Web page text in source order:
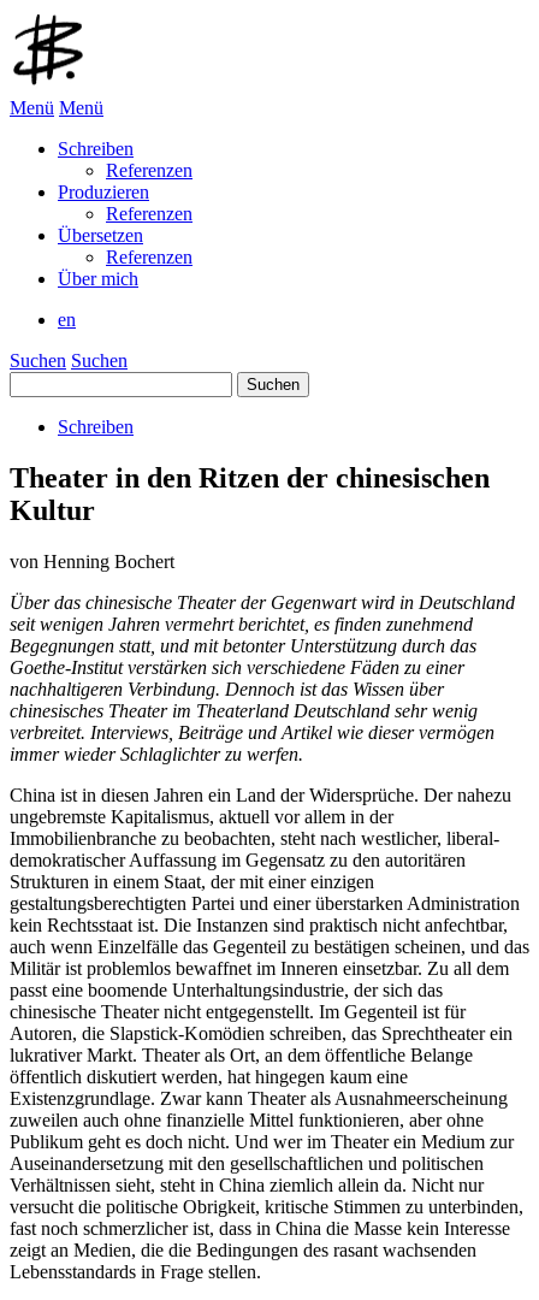
Menü Menü
Schreiben
Referenzen
Produzieren
Referenzen
Übersetzen
Referenzen
Über mich
en
Suchen Suchen
nach:
Schreiben
Theater in den Ritzen der chinesischen
Kultur
von Henning Bochert
Über das chinesische Theater der Gegenwart wird in Deutschland
seit wenigen Jahren vermehrt berichtet, es finden zunehmend
Begegnungen statt, und mit betonter Unterstützung durch das
Goethe-Institut verstärken sich verschiedene Fäden zu einer
nachhaltigeren Verbindung. Dennoch ist das Wissen über
chinesisches Theater im Theaterland Deutschland sehr wenig
verbreitet. Interviews, Beiträge und Artikel wie dieser vermögen
immer wieder Schlaglichter zu werfen.
China ist in diesen Jahren ein Land der Widersprüche. Der nahezu
ungebremste Kapitalismus, aktuell vor allem in der
Immobilienbranche zu beobachten, steht nach westlicher, liberal-
demokratischer Auffassung im Gegensatz zu den autoritären
Strukturen in einem Staat, der mit einer einzigen
gestaltungsberechtigten Partei und einer überstarken Administration
kein Rechtsstaat ist. Die Instanzen sind praktisch nicht anfechtbar,
auch wenn Einzelfälle das Gegenteil zu bestätigen scheinen, und das
Militär ist problemlos bewaffnet im Inneren einsetzbar. Zu all dem
passt eine boomende Unterhaltungsindustrie, der sich das
chinesische Theater nicht entgegenstellt. Im Gegenteil ist für
Autoren, die Slapstick-Komödien schreiben, das Sprechtheater ein
lukrativer Markt. Theater als Ort, an dem öffentliche Belange
öffentlich diskutiert werden, hat hingegen kaum eine
Existenzgrundlage. Zwar kann Theater als Ausnahmeerscheinung
zuweilen auch ohne finanzielle Mittel funktionieren, aber ohne
Publikum geht es doch nicht. Und wer im Theater ein Medium zur
Auseinandersetzung mit den gesellschaftlichen und politischen
Verhältnissen sieht, steht in China ziemlich allein da. Nicht nur
versucht die politische Obrigkeit, kritische Stimmen zu unterbinden,
fast noch schmerzlicher ist, dass in China die Masse kein Interesse
zeigt an Medien, die die Bedingungen des rasant wachsenden
Lebensstandards in Frage stellen.